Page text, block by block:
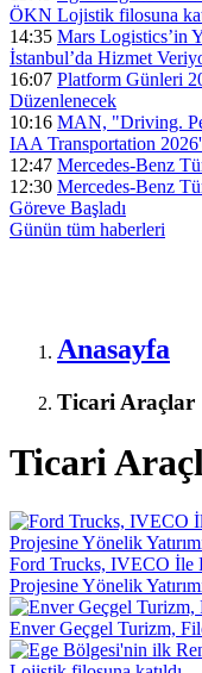
ÖKN Lojistik filosuna
14:35 Mars Logistics’in
İstanbul’da Hizmet
16:07 Platform Günleri
Düzenlenecek
10:16 MAN, "Driving.
IAA Transportation
12:47 Mercedes-Benz
12:30 Mercedes-Benz
Göreve Başladı
Günün tüm haberleri
Anasayfa
Ticari Araçlar
Ticari
Ford Trucks, IVECO İle
Projesine Yönelik
Enver Geçgel Turizm,